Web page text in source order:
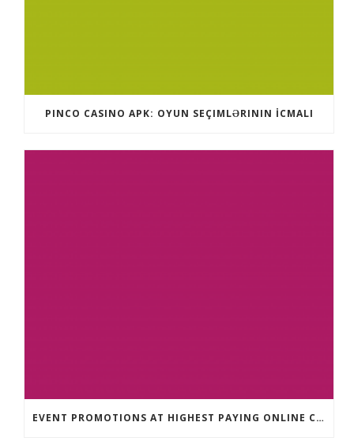
PINCO CASINO APK: OYUN SEÇIMLƏRININ İCMALI
EVENT PROMOTIONS AT HIGHEST PAYING ONLINE CASINOS WITH BEST RTP